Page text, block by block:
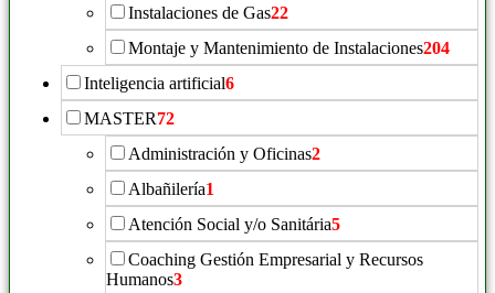
Instalaciones de Gas22
Montaje y Mantenimiento de Instalaciones204
Inteligencia artificial6
MASTER72
Administración y Oficinas2
Albañilería1
Atención Social y/o Sanitária5
Coaching Gestión Empresarial y Recursos
Humanos3